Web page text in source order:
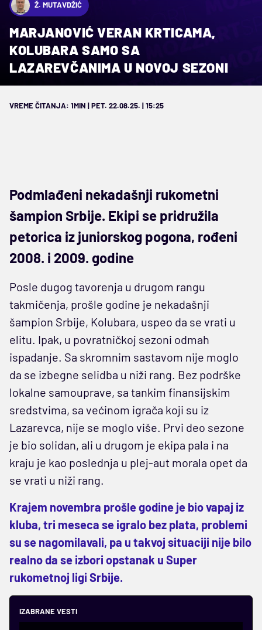
Ž. MUTAVDŽIĆ
MARJANOVIĆ VERAN KRTICAMA,
KOLUBARA SAMO SA
LAZAREVČANIMA U NOVOJ SEZONI
VREME ČITANJA: 1MIN | PET. 22.08.25. | 15:25
Podmlađeni nekadašnji rukometni
šampion Srbije. Ekipi se pridružila
petorica iz juniorskog pogona, rođeni
2008. i 2009. godine
Posle dugog tavorenja u drugom rangu
takmičenja, prošle godine je nekadašnji
šampion Srbije, Kolubara, uspeo da se vrati u
elitu. Ipak, u povratničkoj sezoni odmah
ispadanje. Sa skromnim sastavom nije moglo
da se izbegne selidba u niži rang. Bez podrške
lokalne samouprave, sa tankim finansijskim
sredstvima, sa većinom igrača koji su iz
Lazarevca, nije se moglo više. Prvi deo sezone
je bio solidan, ali u drugom je ekipa pala i na
kraju je kao poslednja u plej-aut morala opet da
se vrati u niži rang.
Krajem novembra prošle godine je bio vapaj iz
kluba, tri meseca se igralo bez plata, problemi
su se nagomilavali, pa u takvoj situaciji nije bilo
realno da se izbori opstanak u Super
rukometnoj ligi Srbije.
IZABRANE VESTI